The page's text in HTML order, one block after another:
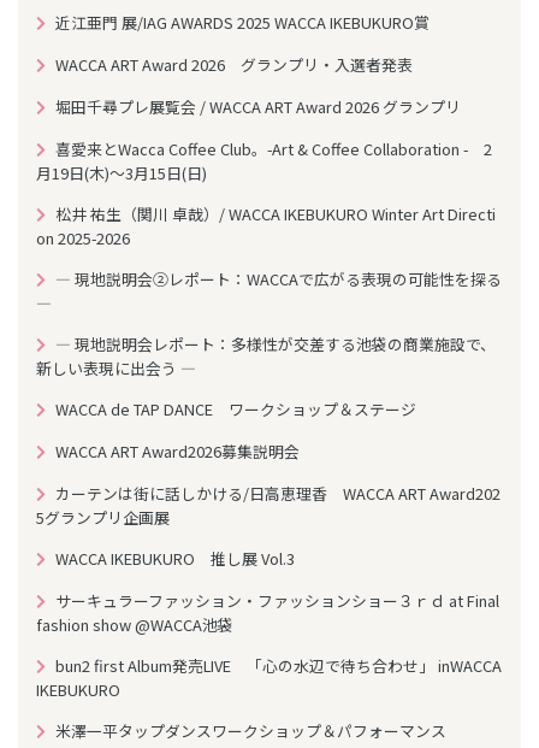
近江亜門 展/IAG AWARDS 2025 WACCA IKEBUKURO賞
WACCA ART Award 2026 グランプリ・入選者発表
堀田千尋プレ展覧会 / WACCA ART Award 2026 グランプリ
喜愛来とWacca Coffee Club。-Art & Coffee Collaboration - 2
月19日(木)～3月15日(日)
松井 祐生（関川 卓哉）/ WACCA IKEBUKURO Winter Art Directi
on 2025-2026
― 現地説明会②レポート：WACCAで広がる表現の可能性を探る
―
― 現地説明会レポート：多様性が交差する池袋の商業施設で、
新しい表現に出会う ―
WACCA de TAP DANCE ワークショップ＆ステージ
WACCA ART Award2026募集説明会
カーテンは街に話しかける/日高恵理香 WACCA ART Award202
5グランプリ企画展
WACCA IKEBUKURO 推し展 Vol.3
サーキュラーファッション・ファッションショー３ｒｄ at Final
fashion show @WACCA池袋
bun2 first Album発売LIVE 「心の水辺で待ち合わせ」 inWACCA
IKEBUKURO
米澤一平タップダンスワークショップ＆パフォーマンス